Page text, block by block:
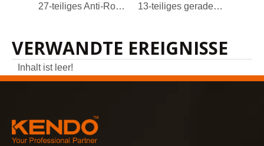
27-teiliges Anti-Roll-Ratschen-Schraubendreher-Bit-Set 13-teiliges gerades CR-V-Schraubendreher-Set mit Schlagantrieb
VERWANDTE EREIGNISSE
Inhalt ist leer!